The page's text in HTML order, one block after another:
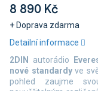
8 890 Kč
+ Doprava zdarma
Měrná
cena:
2DIN autorádio
nové standardyve
pohled zaujme
Detailní informace